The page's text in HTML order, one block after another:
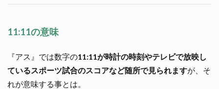
11:11の意味
『アス』では数字の11:11が時計の時刻やテレビで放映し
ているスポーツ試合のスコアなど随所で見られますが、そ
れが意味する事とは。